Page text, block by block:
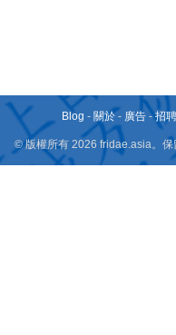
Blog - 關於 - 廣告 -招
© 版權所有 2026 fridae.asia。